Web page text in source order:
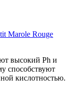
высокий Ph и
способствуют
кислотностью.